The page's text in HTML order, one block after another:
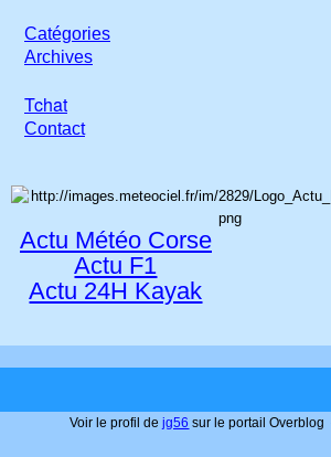
Catégories
Archives
Tchat
Contact
Actu Météo Corse
Actu F1
Actu 24H Kayak
Voir le profil dejg56 sur le portail Overblog